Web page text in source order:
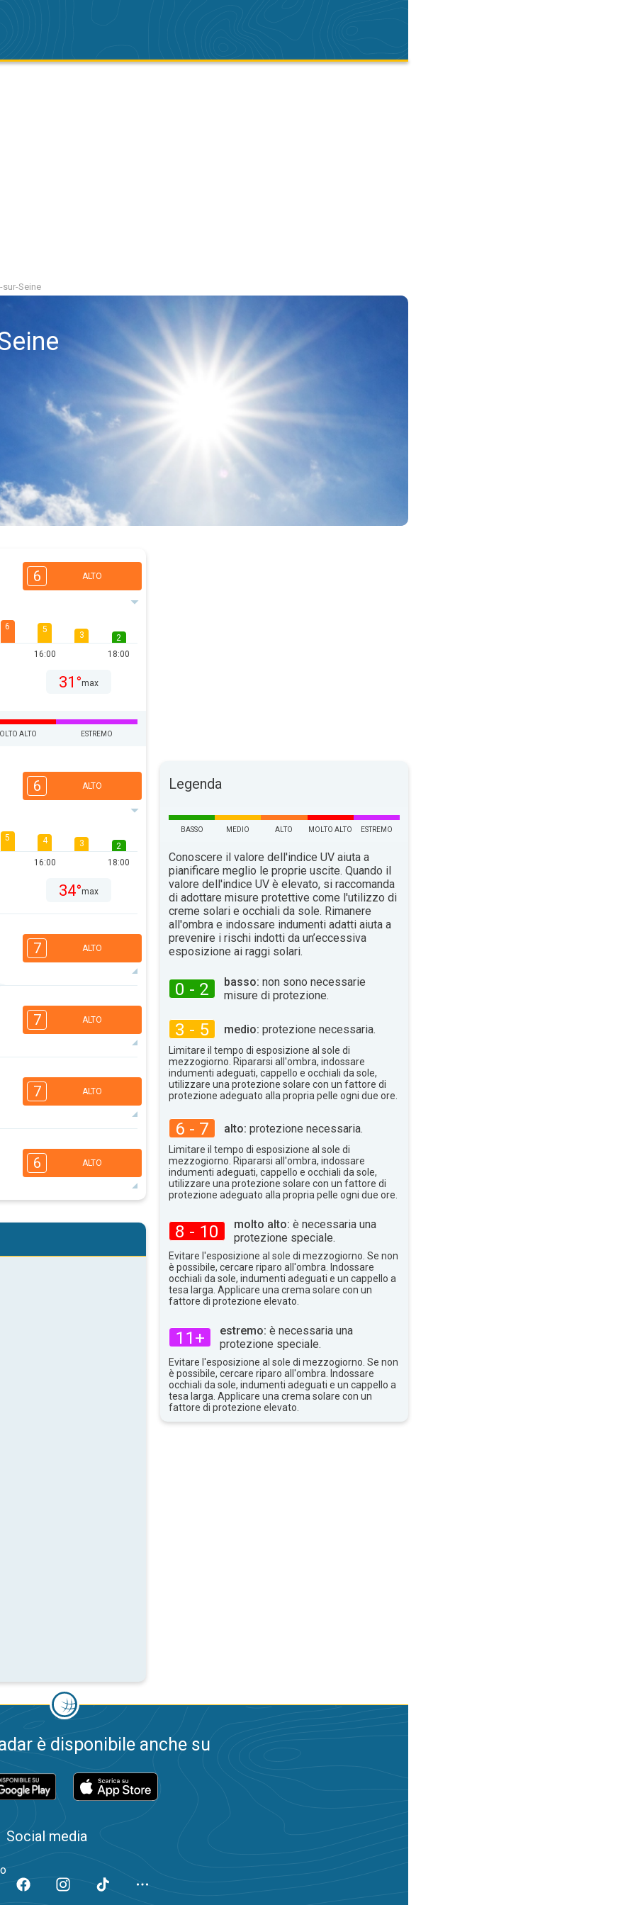
sur-Seine
6 ALTO
6 5
16:00
3
2
18:00
31°max
ALTO ESTREMO
6 ALTO
5 4
16:00
3
2
18:00
34°max
7 ALTO
16:00
3
31°max
7 ALTO
16:00
3
30°max
7 ALTO
16:00
3
34°max
6 ALTO
3
2
Legenda
BASSO MEDIO ALTO MOLTO ALTO ESTREMO
Conoscere il valore dell'indice UV aiuta a
pianificare meglio le proprie uscite. Quando il
valore dell'indice UV è elevato, si raccomanda
di adottare misure protettive come l'utilizzo di
creme solari e occhiali da sole. Rimanere
all'ombra e indossare indumenti adatti aiuta a
prevenire i rischi indotti da un’eccessiva
esposizione ai raggi solari.
0 - 2 basso: non sono necessarie
misure di protezione.
3 - 5 medio: protezione necessaria.
Limitare il tempo di esposizione al sole di
mezzogiorno. Ripararsi all'ombra, indossare
indumenti adeguati, cappello e occhiali da sole,
utilizzare una protezione solare con un fattore di
protezione adeguato alla propria pelle ogni due ore.
6 - 7 alto: protezione necessaria.
Limitare il tempo di esposizione al sole di
mezzogiorno. Ripararsi all'ombra, indossare
indumenti adeguati, cappello e occhiali da sole,
utilizzare una protezione solare con un fattore di
protezione adeguato alla propria pelle ogni due ore.
8 - 10 molto alto: è necessaria una
protezione speciale.
Evitare l'esposizione al sole di mezzogiorno. Se non
è possibile, cercare riparo all'ombra. Indossare
occhiali da sole, indumenti adeguati e un cappello a
tesa larga. Applicare una crema solare con un
fattore di protezione elevato.
11+ estremo: è necessaria una
protezione speciale.
Evitare l'esposizione al sole di mezzogiorno. Se non
è possibile, cercare riparo all'ombra. Indossare
occhiali da sole, indumenti adeguati e un cappello a
tesa larga. Applicare una crema solare con un
fattore di protezione elevato.
è disponibile anche su
Social media